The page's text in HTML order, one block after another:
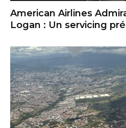
American Airlines
Logan : Un servicing